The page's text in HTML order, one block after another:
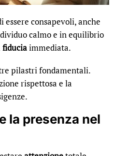
essere consapevoli, anche
calmo e in equilibrio
fiduciaimmediata.
pilastri fondamentali.
rispettosa e la
la presenza nel